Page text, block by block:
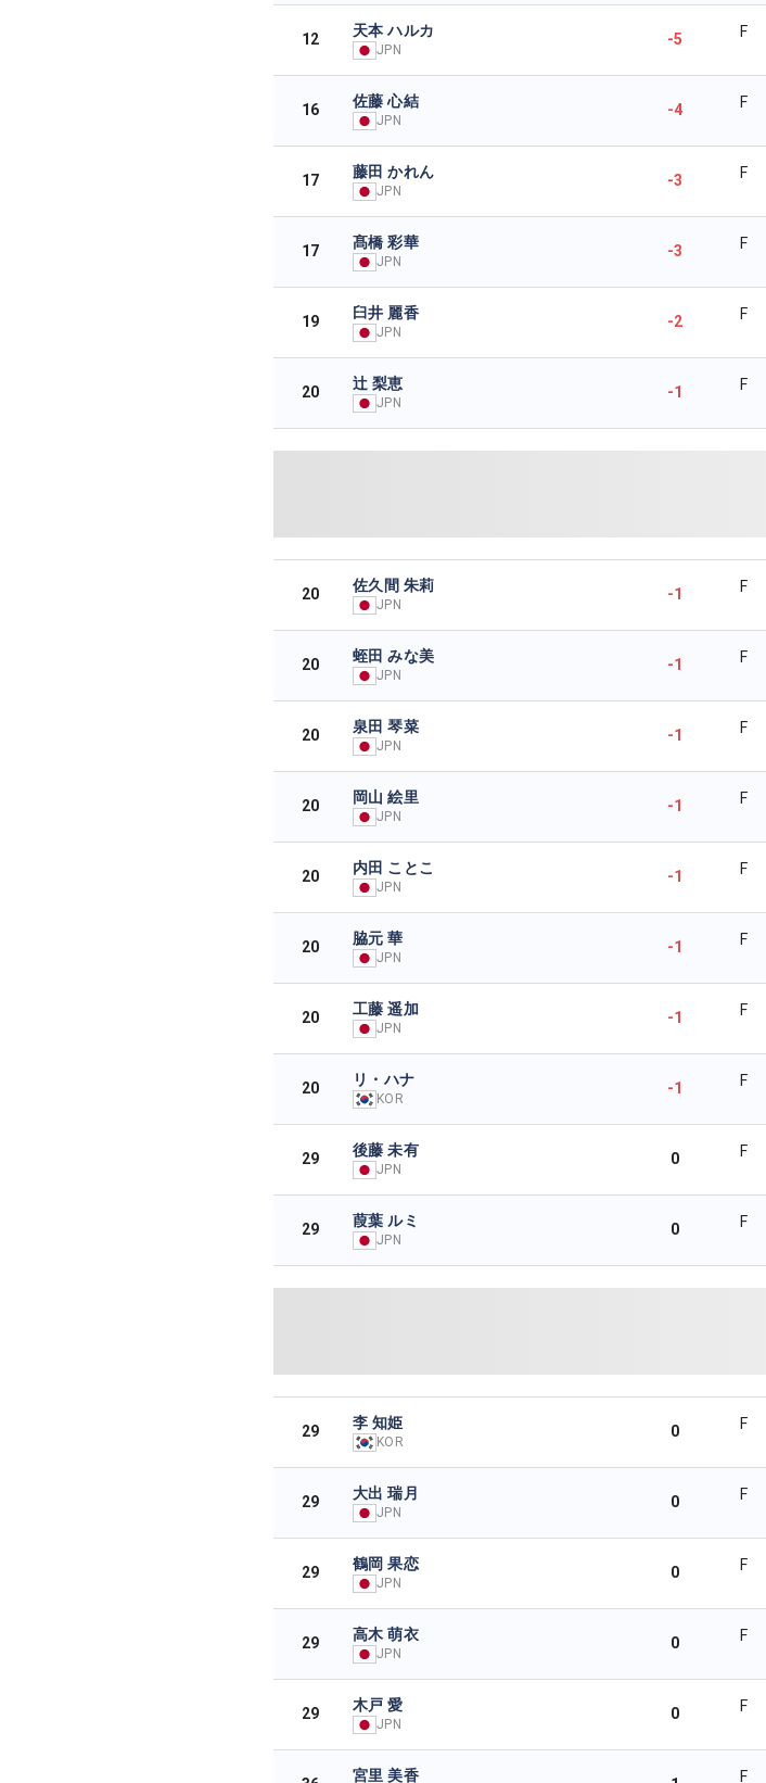
12 天本 ハルカ
JPN
-5 F
16 佐藤 心結
JPN
-4 F
17 藤田 かれん
JPN
-3 F
17 髙橋 彩華
JPN
-3 F
19 臼井 麗香
JPN
-2 F
20 辻 梨恵
JPN
-1 F
20 佐久間 朱莉
JPN
-1 F
20 蛭田 みな美
JPN
-1 F
20 泉田 琴菜
JPN
-1 F
20 岡山 絵里
JPN
-1 F
20 内田 ことこ
JPN
-1 F
20 脇元 華
JPN
-1 F
20 工藤 遥加
JPN
-1 F
20 リ・ハナ
KOR
-1 F
29 後藤 未有
JPN
0 F
29 葭葉 ルミ
JPN
0 F
29 李 知姫
KOR
0 F
29 大出 瑞月
JPN
0 F
29 鶴岡 果恋
JPN
0 F
29 高木 萌衣
JPN
0 F
29 木戸 愛
JPN
0 F
宮里 美香 F